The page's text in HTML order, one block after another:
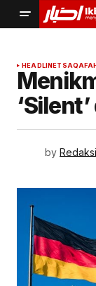
HEADLINE
by Redaksi